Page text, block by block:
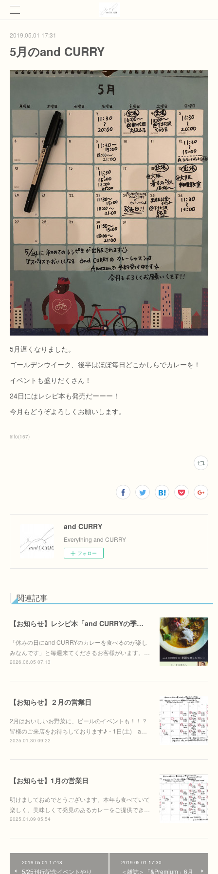
2019.05.01 17:31
5月のand CURRY
5月遅くなりました。
ゴールデンウイーク、後半はほぼ毎日どこかしらでカレーを！
イベントも盛りだくさん！
24日にはレシピ本も発売だーーー！
今月もどうぞよろしくお願いします。
info(157)
and CURRY
Everything and CURRY
フォロー
関連記事
【お知らせ】レシピ本「and CURRYの季節を季節を楽しむカレー」6/30(火)発売決定！！
「休みの日にand CURRYのカレーを食べるのが楽し
みなんです」と毎週来てくださるお客様がいます。…
2026.06.05 07:13
【お知らせ】２月の営業日
2月はおいしいお野菜に、ビールのイベントも！！？
皆様のご来店をお待ちしております♪・1日(土) a…
2025.01.30 09:22
【お知らせ】1月の営業日
明けましておめでとうございます。本年も食べていて
楽しく、美味しくて発見のあるカレーをご提供でき…
2025.01.09 05:54
2019.05.01 17:48
5/25刊行記念イベントやり
2019.05.01 17:30
＜雑誌＞「&Premium」6月